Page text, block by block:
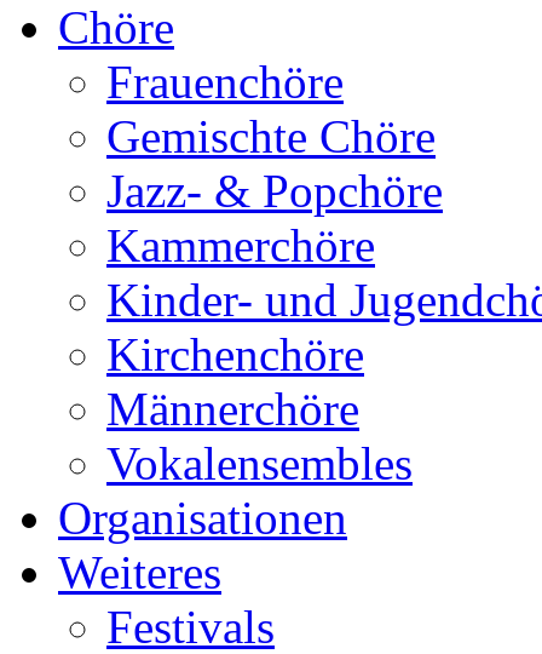
Chöre
Frauenchöre
Gemischte Chöre
Jazz- & Popchöre
Kammerchöre
Kinder- und
Kirchenchöre
Männerchöre
Vokalensembles
Organisationen
Weiteres
Festivals